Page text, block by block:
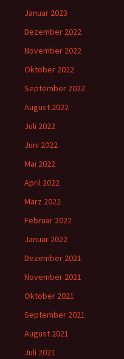
Januar 2023
Dezember 2022
November 2022
Oktober 2022
September 2022
August 2022
Juli 2022
Juni 2022
Mai 2022
April 2022
März 2022
Februar 2022
Januar 2022
Dezember 2021
November 2021
Oktober 2021
September 2021
August 2021
Juli 2021